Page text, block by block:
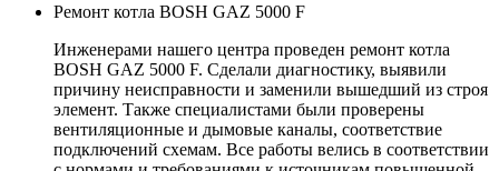
Ремонт котла BOSH GAZ 5000 F
Инженерами нашего центра проведен ремонт котла
BOSH GAZ 5000 F. Сделали диагностику, выявили
причину неисправности и заменили вышедший из строя
элемент. Также специалистами были проверены
вентиляционные и дымовые каналы, соответствие
подключений схемам. Все работы велись в соответствии